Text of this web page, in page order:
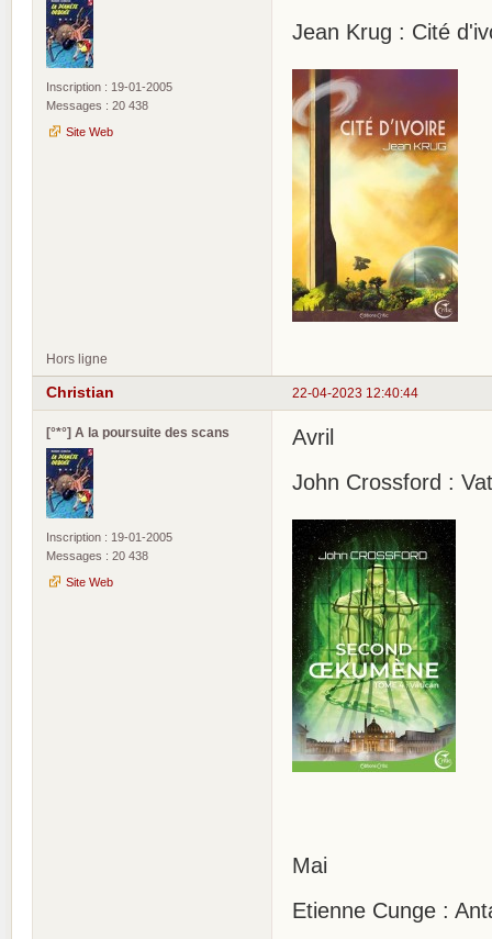
Inscription : 19-01-2005
Messages : 20 438
Site Web
Jean Krug : Cité
Hors ligne
22-04-2023 12:40:44
Christian
[°*°] A la poursuite des scans
Inscription : 19-01-2005
Messages : 20 438
Site Web
Avril
John Crossford :
Mai
Etienne Cunge :